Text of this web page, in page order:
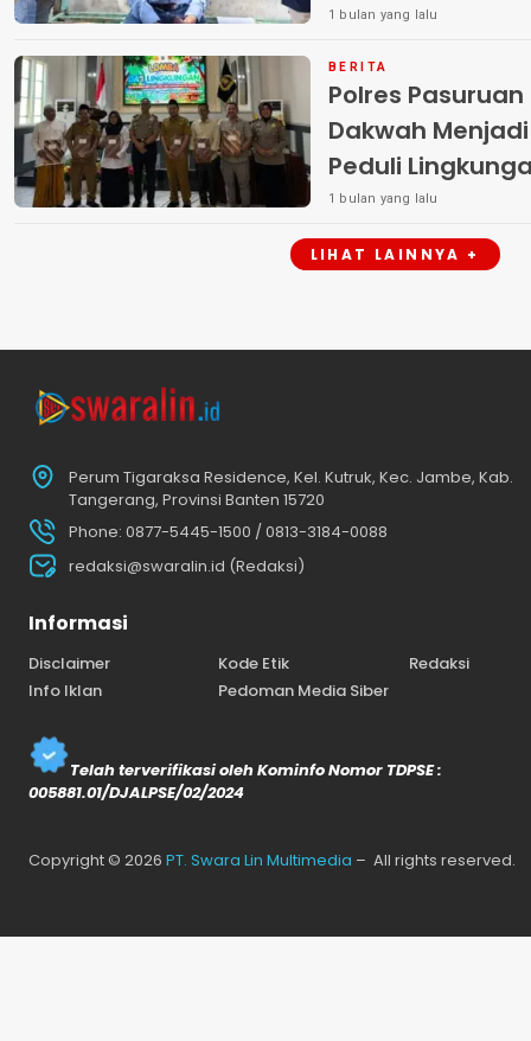
1 bulan yang lalu
BERITA
Polres
Dakwah
Peduli
1 bulan yang lalu
LIHAT LAINNYA +
Perum Tigaraksa Residence, Kel. Kutruk, Kec. Jambe, Kab.
Tangerang, Provinsi Banten 15720
Phone: 0877-5445-1500 / 0813-3184-0088
redaksi@swaralin.id (Redaksi)
Informasi
Disclaimer Kode Etik
Redaksi
Info Iklan
Pedoman Media Siber
Telah terverifikasi oleh Kominfo Nomor TDPSE :
005881.01/DJALPSE/02/2024
Copyright © 2026 PT. Swara Lin Multimedia – All rights reserved.